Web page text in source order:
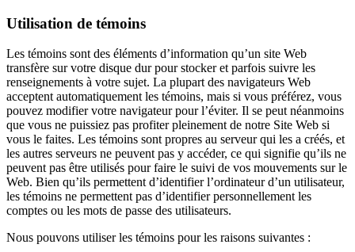
Utilisation de témoins
Les témoins sont des éléments d’information qu’un site Web
transfère sur votre disque dur pour stocker et parfois suivre les
renseignements à votre sujet. La plupart des navigateurs Web
acceptent automatiquement les témoins, mais si vous préférez, vous
pouvez modifier votre navigateur pour l’éviter. Il se peut néanmoins
que vous ne puissiez pas profiter pleinement de notre Site Web si
vous le faites. Les témoins sont propres au serveur qui les a créés, et
les autres serveurs ne peuvent pas y accéder, ce qui signifie qu’ils ne
peuvent pas être utilisés pour faire le suivi de vos mouvements sur le
Web. Bien qu’ils permettent d’identifier l’ordinateur d’un utilisateur,
les témoins ne permettent pas d’identifier personnellement les
comptes ou les mots de passe des utilisateurs.
Nous pouvons utiliser les témoins pour les raisons suivantes :